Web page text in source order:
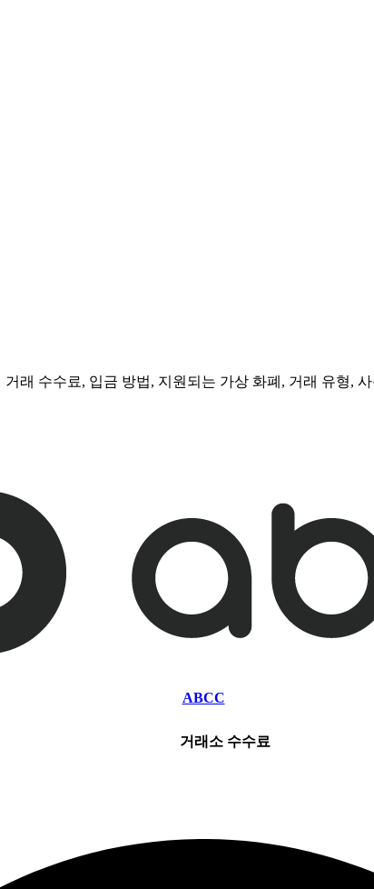
래 수수료, 입금 방법, 지원되는 가상 화폐, 거래 유형,
ABCC
거래소 수수료